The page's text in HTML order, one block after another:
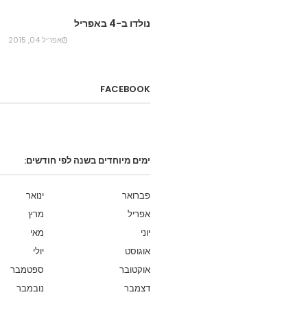
נולדו ב-4 באפריל
אפריל 04, 2015
FACEBOOK
ימים מיוחדים בשנה לפי חודשים:
ינואר
פברואר
מרץ
אפריל
מאי
יוני
יולי
אוגוסט
ספטמבר
אוקטובר
נובמבר
דצמבר